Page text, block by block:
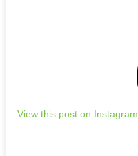
View this post on Instagram